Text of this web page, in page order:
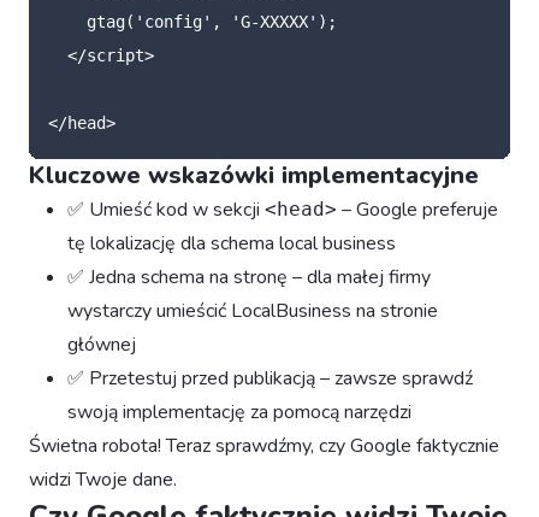
gtag( ' config' , 'G-XXXXX' );
</script>
</head>
Kluczowe wskazówki implementacyjne
✅ Umieść kod w sekcji <head> – Google preferuje
tę lokalizację dla schema local business
✅ Jedna schema na stronę – dla małej firmy
wystarczy umieścić LocalBusiness na stronie
głównej
✅ Przetestuj przed publikacją – zawsze sprawdź
swoją implementację za pomocą narzędzi
Świetna robota! Teraz sprawdźmy, czy Google faktycznie
widzi Twoje dane.